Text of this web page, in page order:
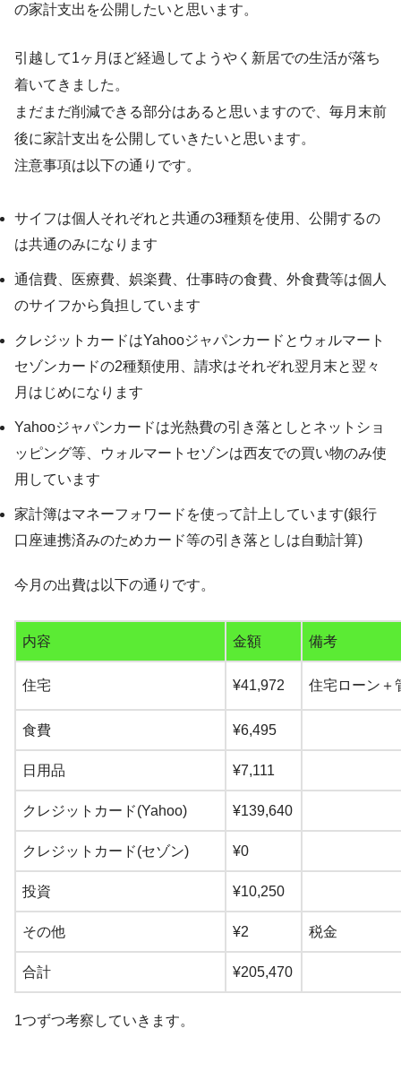
の家計支出を公開したいと思います。
引越して1ヶ月ほど経過してようやく新居での生活が落ち
着いてきました。
まだまだ削減できる部分はあると思いますので、毎月末前
後に家計支出を公開していきたいと思います。
注意事項は以下の通りです。
サイフは個人それぞれと共通の3種類を使用、公開するの
は共通のみになります
通信費、医療費、娯楽費、仕事時の食費、外食費等は個人
のサイフから負担しています
クレジットカードはYahooジャパンカードとウォルマート
セゾンカードの2種類使用、請求はそれぞれ翌月末と翌々
月はじめになります
Yahooジャパンカードは光熱費の引き落としとネットショ
ッピング等、ウォルマートセゾンは西友での買い物のみ使
用しています
家計簿はマネーフォワードを使って計上しています(銀行
口座連携済みのためカード等の引き落としは自動計算)
今月の出費は以下の通りです。
内容 金額 備考
住宅 ¥41,972 住宅ローン＋
食費 ¥6,495
日用品 ¥7,111
クレジットカード(Yahoo) ¥139,640
クレジットカード(セゾン) ¥0
投資 ¥10,250
その他 ¥2 税金
合計 ¥205,470
1つずつ考察していきます。